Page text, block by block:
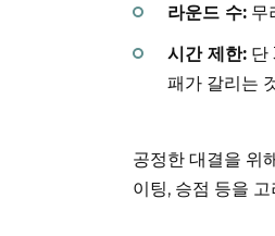
라운드 수: 무
시간 제한: 단
패가 갈리는
공정한 대결을 위
이팅, 승점 등을